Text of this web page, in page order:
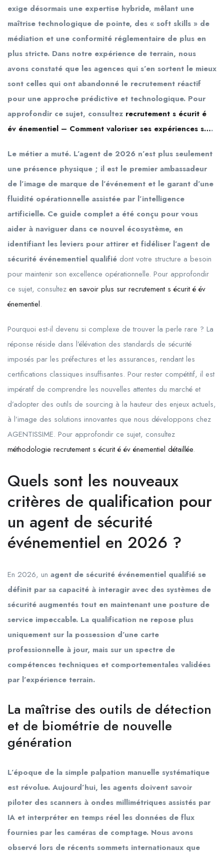
exige désormais une expertise hybride, mêlant une
maîtrise technologique de pointe, des « soft skills » de
médiation et une conformité réglementaire de plus en
plus stricte. Dans notre expérience de terrain, nous
avons constaté que les agences qui s’en sortent le mieux
sont celles qui ont abandonné le recrutement réactif
pour une approche prédictive et technologique. Pour
approfondir ce sujet, consultez recrutement s écurit é
év énementiel – Comment valoriser ses expériences s….
Le métier a muté. L’agent de 2026 n’est plus seulement
une présence physique ; il est le premier ambassadeur
de l’image de marque de l’événement et le garant d’une
fluidité opérationnelle assistée par l’intelligence
artificielle. Ce guide complet a été conçu pour vous
aider à naviguer dans ce nouvel écosystème, en
identifiant les leviers pour attirer et fidéliser l’agent de
sécurité événementiel qualifié dont votre structure a besoin
pour maintenir son excellence opérationnelle. Pour approfondir
ce sujet, consultez en savoir plus sur recrutement s écurit é év
énementiel.
Pourquoi est-il devenu si complexe de trouver la perle rare ? La
réponse réside dans l’élévation des standards de sécurité
imposés par les préfectures et les assurances, rendant les
certifications classiques insuffisantes. Pour rester compétitif, il est
impératif de comprendre les nouvelles attentes du marché et
d’adopter des outils de sourcing à la hauteur des enjeux actuels,
à l’image des solutions innovantes que nous développons chez
AGENTISSIME. Pour approfondir ce sujet, consultez
méthodologie recrutement s écurit é év énementiel détaillée.
Quels sont les nouveaux
critères de qualification pour
un agent de sécurité
événementiel en 2026 ?
En 2026, un agent de sécurité événementiel qualifié se
définit par sa capacité à interagir avec des systèmes de
sécurité augmentés tout en maintenant une posture de
service impeccable. La qualification ne repose plus
uniquement sur la possession d’une carte
professionnelle à jour, mais sur un spectre de
compétences techniques et comportementales validées
par l’expérience terrain.
La maîtrise des outils de détection
et de biométrie de nouvelle
génération
L’époque de la simple palpation manuelle systématique
est révolue. Aujourd’hui, les agents doivent savoir
piloter des scanners à ondes millimétriques assistés par
IA et interpréter en temps réel les données de flux
fournies par les caméras de comptage. Nous avons
observé lors de récents sommets internationaux que